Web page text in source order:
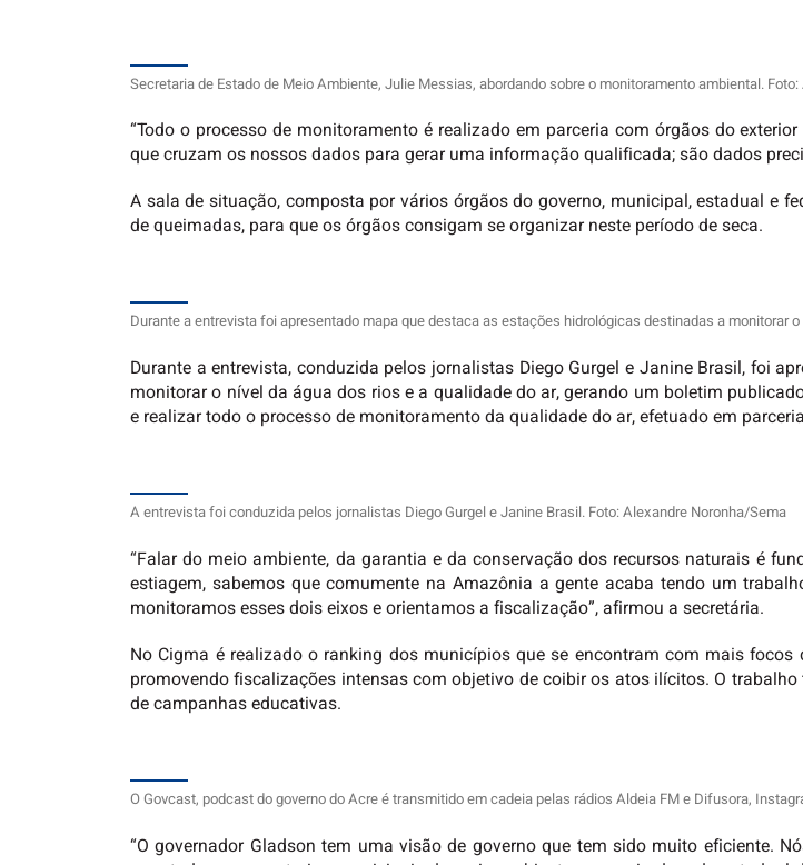
Secretaria de Estado de Meio Ambiente, Julie Messias, abordando sobre o monitoramento ambiental.
“Todo o processo de monitoramento é realizado em parceria com órgãos do
que cruzam os nossos dados para gerar uma informação qualificada; são dados
A sala de situação, composta por vários órgãos do governo, municipal, estadual e
de queimadas, para que os órgãos consigam se organizar neste período de seca.
Durante a entrevista foi apresentado mapa que destaca as estações hidrológicas destinadas a monitorar
Durante a entrevista, conduzida pelos jornalistas Diego Gurgel e Janine Brasil, foi
monitorar o nível da água dos rios e a qualidade do ar, gerando um boletim
e realizar todo o processo de monitoramento da qualidade do ar, efetuado em
A entrevista foi conduzida pelos jornalistas Diego Gurgel e Janine Brasil. Foto: Alexandre Noronha/Sema
“Falar do meio ambiente, da garantia e da conservação dos recursos naturais é
estiagem, sabemos que comumente na Amazônia a gente acaba tendo um
monitoramos esses dois eixos e orientamos a fiscalização”, afirmou a secretária.
No Cigma é realizado o ranking dos municípios que se encontram com mais
promovendo fiscalizações intensas com objetivo de coibir os atos ilícitos. O
de campanhas educativas.
O Govcast, podcast do governo do Acre é transmitido em cadeia pelas rádios Aldeia FM e Difusora,
“O governador Gladson tem uma visão de governo que tem sido muito eficiente.